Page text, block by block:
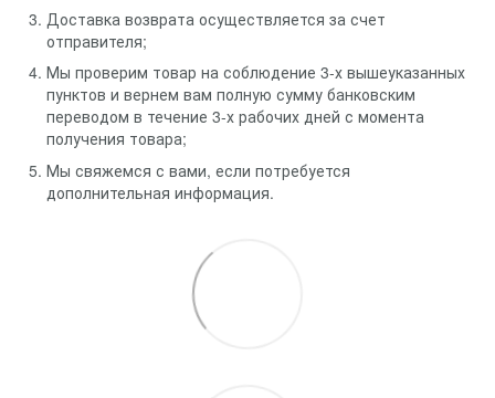
Доставка возврата осуществляется за счет
отправителя;
Мы проверим товар на соблюдение 3-х вышеуказанных
пунктов и вернем вам полную сумму банковским
переводом в течение 3-х рабочих дней с момента
получения товара;
Мы свяжемся с вами, если потребуется
дополнительная информация.